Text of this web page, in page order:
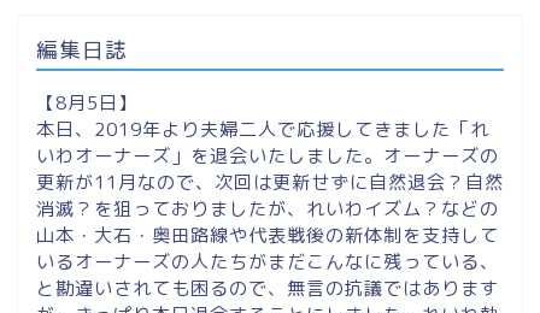
編集日誌
【8月5日】
本日、2019年より夫婦二人で応援してきました「れ
いわオーナーズ」を退会いたしました。オーナーズの
更新が11月なので、次回は更新せずに自然退会？自然
消滅？を狙っておりましたが、れいわイズム？などの
山本・大石・奥田路線や代表戦後の新体制を支持して
いるオーナーズの人たちがまだこんなに残っている、
と勘違いされても困るので、無言の抗議ではあります